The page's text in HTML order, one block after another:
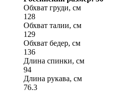
Обхват груди, см
128
Обхват талии, см
129
Обхват бедер, см
136
Длина спинки, см
94
Длина рукава, см
76.3